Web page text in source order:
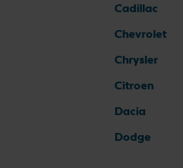
Cadillac
Chevrolet
Chrysler
Citroen
Dacia
Dodge